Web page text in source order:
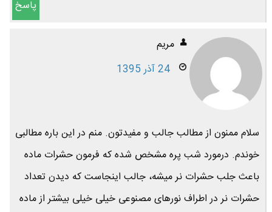
پاسخ
مریم
24 آذر 1395
سلام ممنون از مطالب جالب و مفیدتون. منم در این باره مطالبی
خوندم. درمورد شب پره مشخص شده که فرمون حشرات ماده
باعث جلب حشرات نر میشه، جالب اینجاست که دیدن تعداد
حشرات نر در اطراف نورهای مصنوعی خیلی خیلی بیشتر از ماده